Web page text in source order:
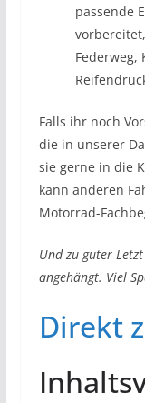
passende
Falls ihr noch
die in unserer
sie gerne in die
kann anderen
Motorrad-
Und zu guter
angehängt. Viel
Direkt